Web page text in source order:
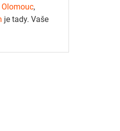
Olomouc,
je tady. Vaše